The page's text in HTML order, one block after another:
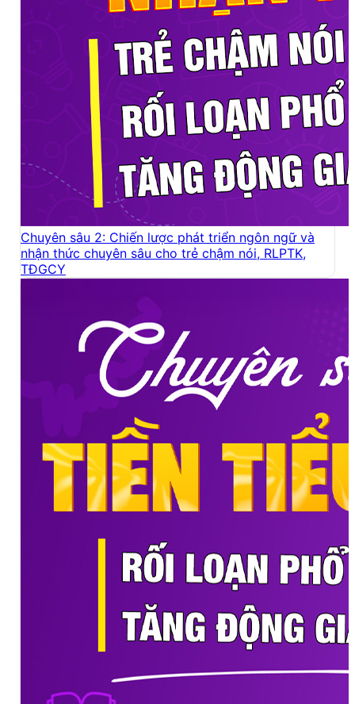
Chuyên sâu 2: Chiến lược phát triển ngôn ngữ và
nhận thức chuyên sâu cho trẻ chậm nói, RLPTK,
TĐGCY